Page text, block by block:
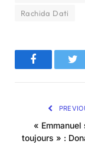
Rachida Dati
Facebook
« Emmanuel
toujours » :